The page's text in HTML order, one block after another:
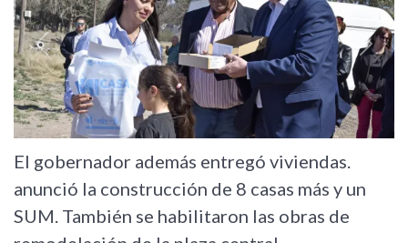
Previous Next
El gobernador además entregó viviendas.
anunció la construcción de 8 casas más y un
SUM. También se habilitaron las obras de